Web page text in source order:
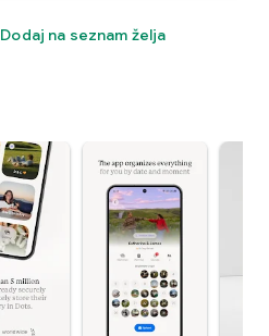
Dodaj na seznam želja